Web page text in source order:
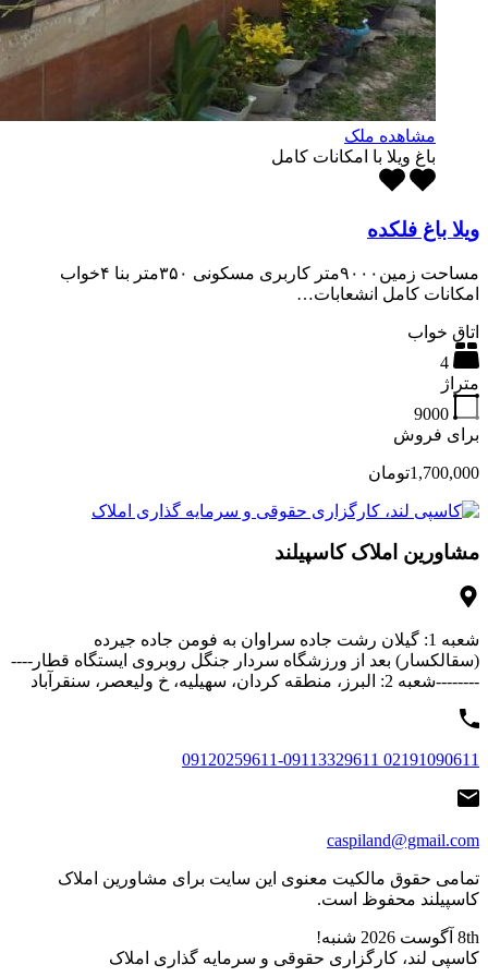
مشاهده ملک
باغ ویلا با امکانات کامل
ویلا باغ فلکده
مساحت زمین۹۰۰۰متر کاربری مسکونی ۳۵۰متر بنا ۴خواب
امکانات کامل انشعابات…
اتاق خواب
4
متراژ
9000
برای فروش
1,700,000تومان
مشاورین املاک کاسپیلند
شعبه 1: گیلان رشت جاده سراوان به فومن جاده جیرده
(سقالکسار) بعد از ورزشگاه سردار جنگل روبروی ایستگاه قطار----
--------شعبه 2: البرز، منطقه کردان، سهیلیه، خ ولیعصر، سنقرآباد
02191090611 09120259611-09113329611
caspiland@gmail.com
تمامی حقوق مالکیت معنوی این ‌سایت برای مشاورین املاک
کاسپیلند محفوظ است.
8th آگوست 2026
شنبه!
کاسپی لند، کارگزاری حقوقی و سرمایه گذاری املاک